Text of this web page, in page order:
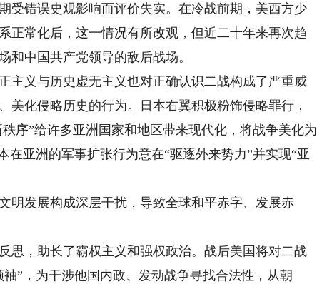
错误史观影响而评价失实。在冷战前期，美西方少
正常化后，这一情况有所改观，但近二十年来再次趋
和中国共产党领导的敌后战场。
义与历史虚无主义也对正确认识二战构成了严重威
美化侵略历史的行为。日本右翼积极粉饰侵略罪行，
序”给许多亚洲国家和地区带来现代化，将战争美化为
在亚洲的军事扩张行为意在“驱逐外来势力”并实现“亚
发展构成深层干扰，导致全球和平赤字、发展赤
，助长了霸权主义和强权政治。战后美国将对二战
”，为干涉他国内政、发动战争寻找合法性，从朝